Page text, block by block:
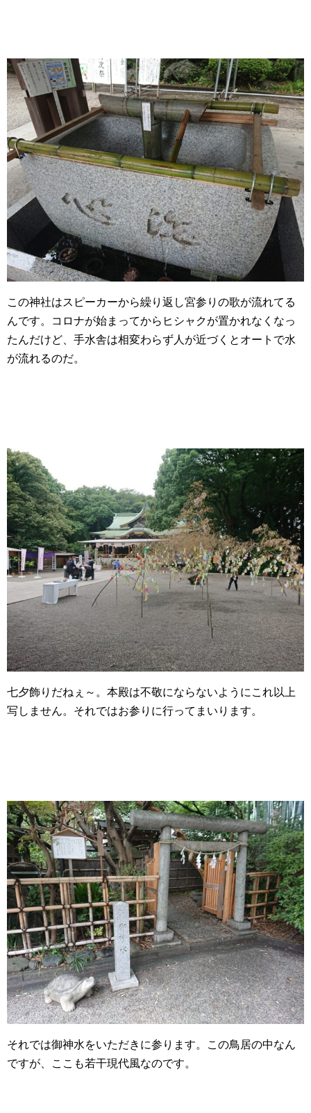
この神社はスピーカーから繰り返し宮参りの歌が流れてる
んです。コロナが始まってからヒシャクが置かれなくなっ
たんだけど、手水舎は相変わらず人が近づくとオートで水
が流れるのだ。
七夕飾りだねぇ～。本殿は不敬にならないようにこれ以上
写しません。それではお参りに行ってまいります。
それでは御神水をいただきに参ります。この鳥居の中なん
ですが、ここも若干現代風なのです。